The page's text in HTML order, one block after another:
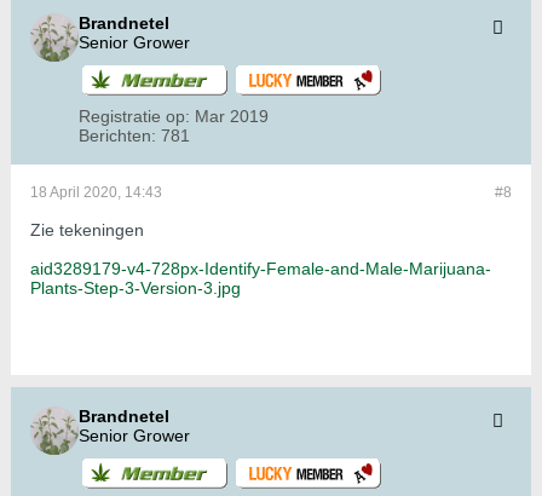
Brandnetel
Senior Grower
Registratie op: Mar 2019
Berichten: 781
#8
18 April 2020, 14:43
Zie tekeningen
aid3289179-v4-728px-Identify-Female-and-Male-Marijuana-
Plants-Step-3-Version-3.jpg
Brandnetel
Senior Grower